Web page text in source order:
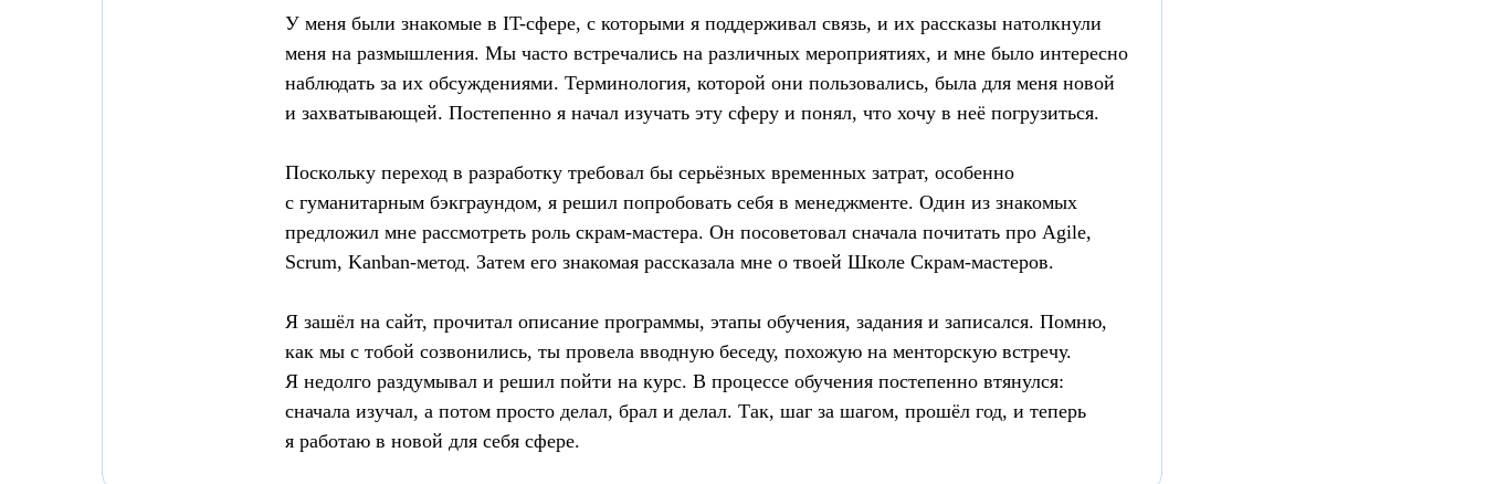
У меня были знакомые в IT-сфере, с которыми я поддерживал связь, и их рассказы натолкнули
меня на размышления. Мы часто встречались на различных мероприятиях, и мне было интересно
наблюдать за их обсуждениями. Терминология, которой они пользовались, была для меня новой
и захватывающей. Постепенно я начал изучать эту сферу и понял, что хочу в неё погрузиться.
Поскольку переход в разработку требовал бы серьёзных временных затрат, особенно
с гуманитарным бэкграундом, я решил попробовать себя в менеджменте. Один из знакомых
предложил мне рассмотреть роль скрам-мастера. Он посоветовал сначала почитать про Agile,
Scrum, Kanban-метод. Затем его знакомая рассказала мне о твоей Школе Скрам-мастеров.
Я зашёл на сайт, прочитал описание программы, этапы обучения, задания и записался. Помню,
как мы с тобой созвонились, ты провела вводную беседу, похожую на менторскую встречу.
Я недолго раздумывал и решил пойти на курс. В процессе обучения постепенно втянулся:
сначала изучал, а потом просто делал, брал и делал. Так, шаг за шагом, прошёл год, и теперь
я работаю в новой для себя сфере.